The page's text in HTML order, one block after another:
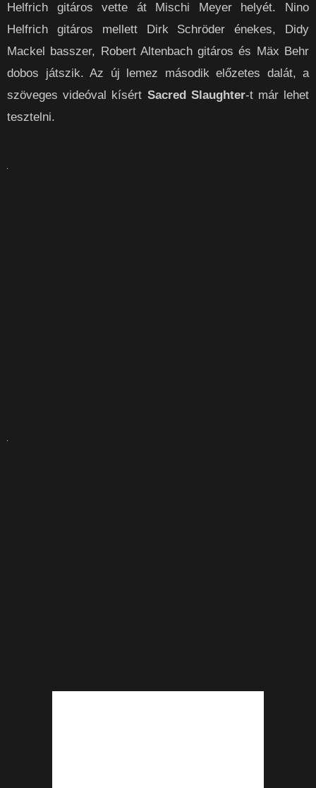
Helfrich gitáros vette át Mischi Meyer helyét. Nino
Helfrich gitáros mellett Dirk Schröder énekes, Didy
Mackel basszer, Robert Altenbach gitáros és Mäx Behr
dobos játszik. Az új lemez második előzetes dalát, a
szöveges videóval kísért Sacred Slaughter-t már lehet
tesztelni.